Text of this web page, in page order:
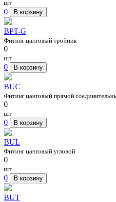
шт
0 В корзину
BPT-G
Фитинг цанговый тройник
0
шт
0 В корзину
BUC
Фитинг цанговый прямой
0
шт
0 В корзину
BUL
Фитинг цанговый угловой
0
шт
0 В корзину
BUT